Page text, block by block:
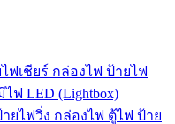
ฟเชียร์ กล่องไฟ ป้ายไฟ
ฟ LED (Lightbox)
ไฟวิ่ง กล่องไฟ ตู้ไฟ ป้าย